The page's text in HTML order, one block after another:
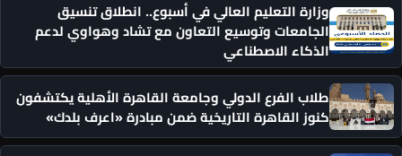
وزارة التعليم العالي في أسبوع.. انطلاق تنسيق
الجامعات وتوسيع التعاون مع تشاد وهواوي لدعم
الذكاء الاصطناعي
طلاب الفرع الدولي وجامعة القاهرة الأهلية يكتشفون
كنوز القاهرة التاريخية ضمن مبادرة «اعرف بلدك»